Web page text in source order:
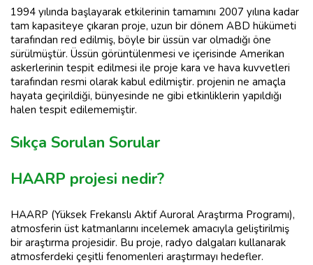
1994 yılında başlayarak etkilerinin tamamını 2007 yılına kadar
tam kapasiteye çıkaran proje, uzun bir dönem ABD hükümeti
tarafından red edilmiş, böyle bir üssün var olmadığı öne
sürülmüştür. Üssün görüntülenmesi ve içerisinde Amerikan
askerlerinin tespit edilmesi ile proje kara ve hava kuvvetleri
tarafından resmi olarak kabul edilmiştir. projenin ne amaçla
hayata geçirildiği, bünyesinde ne gibi etkinliklerin yapıldığı
halen tespit edilememiştir.
Sıkça Sorulan Sorular
HAARP projesi nedir?
HAARP (Yüksek Frekanslı Aktif Auroral Araştırma Programı),
atmosferin üst katmanlarını incelemek amacıyla geliştirilmiş
bir araştırma projesidir. Bu proje, radyo dalgaları kullanarak
atmosferdeki çeşitli fenomenleri araştırmayı hedefler.